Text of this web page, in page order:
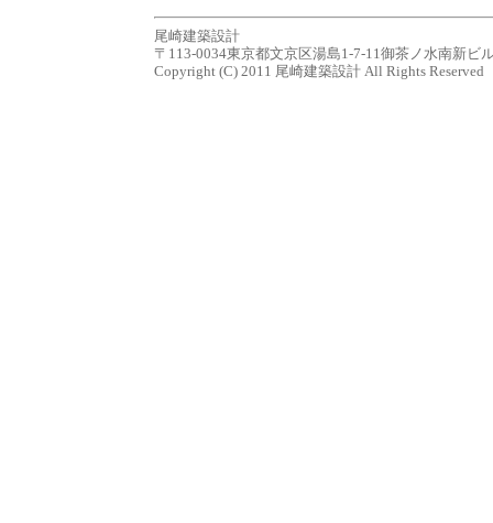
尾崎建築設計
〒113-0034東京都文京区湯島1-7-11御茶ノ水南新ビ
Copyright (C) 2011 尾崎建築設計 All Rights Reserved